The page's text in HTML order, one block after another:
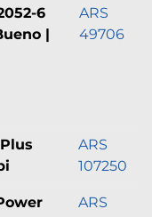
6
|
ARS
49706
ARS
107250
ARS